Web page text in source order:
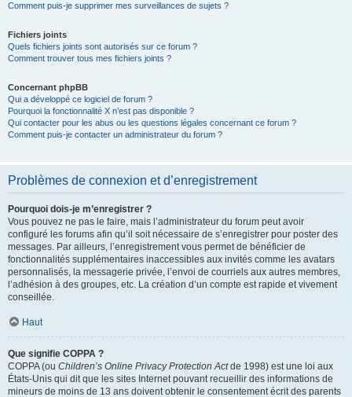
Comment puis-je supprimer mes surveillances de sujets ?
Fichiers joints
Quels fichiers joints sont autorisés sur ce forum ?
Comment trouver tous mes fichiers joints ?
Concernant phpBB
Qui a développé ce logiciel de forum ?
Pourquoi la fonctionnalité X n’est pas disponible ?
Qui contacter pour les abus ou les questions légales concernant ce forum ?
Comment puis-je contacter un administrateur du forum ?
Problèmes de connexion et d’enregistrement
Pourquoi dois-je m’enregistrer ?
Vous pouvez ne pas le faire, mais l’administrateur du forum peut avoir
configuré les forums afin qu’il soit nécessaire de s’enregistrer pour poster des
messages. Par ailleurs, l’enregistrement vous permet de bénéficier de
fonctionnalités supplémentaires inaccessibles aux invités comme les avatars
personnalisés, la messagerie privée, l’envoi de courriels aux autres membres,
l’adhésion à des groupes, etc. La création d’un compte est rapide et vivement
conseillée.
Haut
Que signifie COPPA ?
COPPA (ou Children’s Online Privacy Protection Actde 1998) est une loi aux
États-Unis qui dit que les sites Internet pouvant recueillir des informations de
mineurs de moins de 13 ans doivent obtenir le consentement écrit des parents